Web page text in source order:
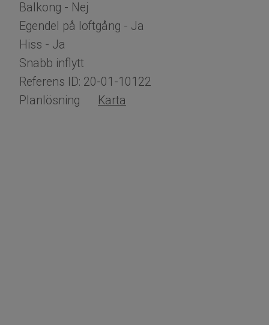
Balkong - Nej
​​​​​​​Egendel på loftgång - Ja
Hiss - Ja
Snabb inflytt
Referens ID: 20-01-10122
Planlösning
Karta